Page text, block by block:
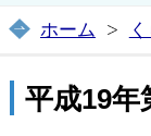
ホーム
平成19年